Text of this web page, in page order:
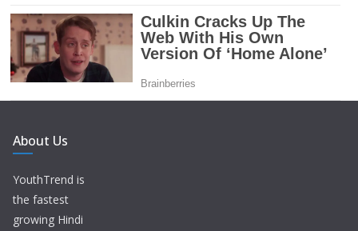
About Us
YouthTrend is
the fastest
growing Hindi